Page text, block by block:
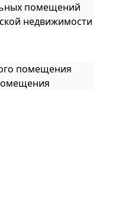
помещений
недвижимости
помещения